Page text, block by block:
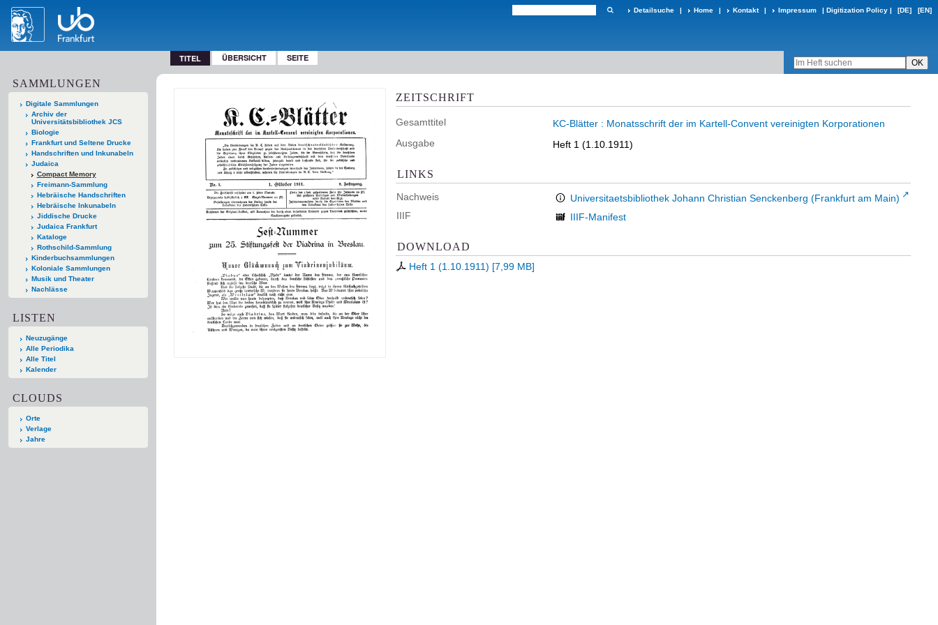
Detailsuche | Home | Kontakt | Impressum | Digitization Policy | [DE] [EN]
TITEL ÜBERSICHT SEITE
SAMMLUNGEN
Digitale Sammlungen
Archiv der
Universitätsbibliothek JCS
Biologie
Frankfurt und Seltene Drucke
Handschriften und Inkunabeln
Judaica
Compact Memory
Freimann-Sammlung
Hebräische Handschriften
Hebräische Inkunabeln
Jiddische Drucke
Judaica Frankfurt
Kataloge
Rothschild-Sammlung
Kinderbuchsammlungen
Koloniale Sammlungen
Musik und Theater
Nachlässe
LISTEN
Neuzugänge
Alle Periodika
Alle Titel
Kalender
CLOUDS
Orte
Verlage
Jahre
ZEITSCHRIFT
Gesamttitel
KC-Blätter : Monatsschrift der im Kartell-Convent vereinigten Korporationen
Ausgabe
Heft 1 (1.10.1911)
LINKS
Nachweis
Universitaetsbibliothek Johann Christian Senckenberg (Frankfurt am Main)
IIIF
IIIF-Manifest
DOWNLOAD
Heft 1 (1.10.1911) [7,99 MB]